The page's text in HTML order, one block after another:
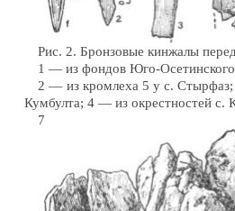
Рис. 2. Бронзовые кинжалы
1 — из фондов Юго-Осетинского
2 — из кромлеха 5 у с.
Кумбулта; 4 — из окрестностей с.
7